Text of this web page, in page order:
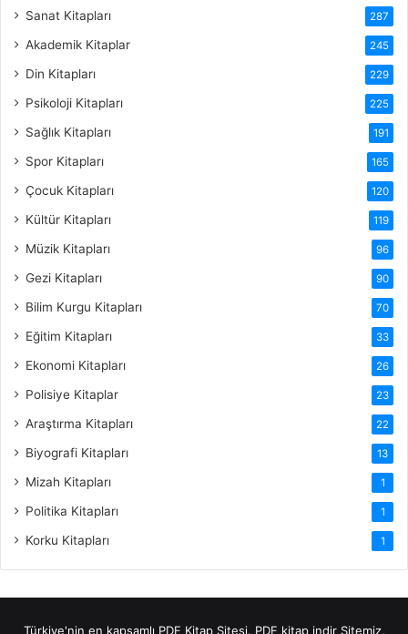
Sanat Kitapları 287
Akademik Kitaplar 245
Din Kitapları 229
Psikoloji Kitapları 225
Sağlık Kitapları 191
Spor Kitapları 165
Çocuk Kitapları 120
Kültür Kitapları 119
Müzik Kitapları 96
Gezi Kitapları 90
Bilim Kurgu Kitapları 70
Eğitim Kitapları 33
Ekonomi Kitapları 26
Polisiye Kitaplar 23
Araştırma Kitapları 22
Biyografi Kitapları 13
Mizah Kitapları 1
Politika Kitapları 1
Korku Kitapları 1
Türkiye'nin en kapsamlı PDF Kitap Sitesi. PDF kitap indirSitemiz,